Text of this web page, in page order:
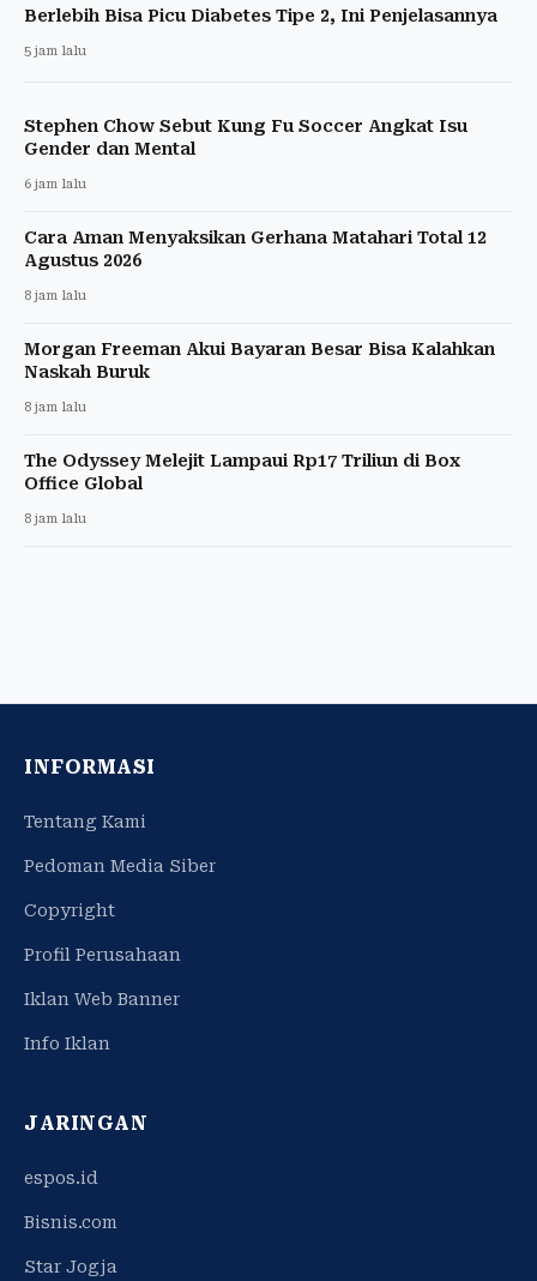
Berlebih Bisa Picu Diabetes Tipe 2, Ini Penjelasannya
5 jam lalu
Stephen Chow Sebut Kung Fu Soccer Angkat Isu
Gender dan Mental
6 jam lalu
Cara Aman Menyaksikan Gerhana Matahari Total 12
Agustus 2026
8 jam lalu
Morgan Freeman Akui Bayaran Besar Bisa Kalahkan
Naskah Buruk
8 jam lalu
The Odyssey Melejit Lampaui Rp17 Triliun di Box
Office Global
8 jam lalu
INFORMASI
Tentang Kami
Pedoman Media Siber
Copyright
Profil Perusahaan
Iklan Web Banner
Info Iklan
JARINGAN
espos.id
Bisnis.com
Star Jogja